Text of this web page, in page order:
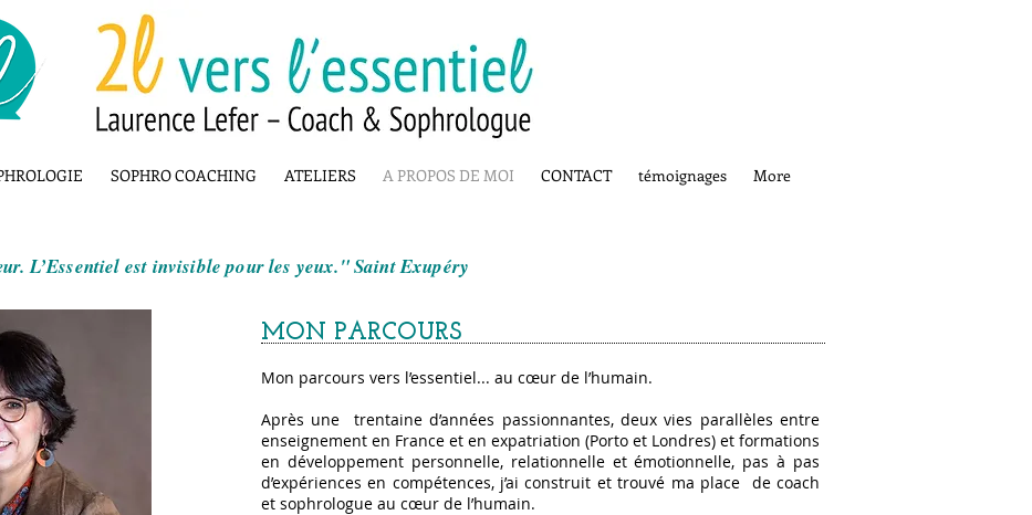
SOPHRO COACHING ATELIERS A PROPOS DE MOI CONTACT témoignages More
L’Essentiel est invisible pour les yeux." Saint Exupéry
MON PARCOURS
Mon parcours vers l’essentiel... au cœur de l’humain.
Après une trentaine d’années passionnantes, deux vies parallèles entre
enseignement en France et en expatriation (Porto et Londres) et formations
en développement personnelle, relationnelle et émotionnelle, pas à pas
d’expériences en compétences, j’ai construit et trouvé ma place de coach
et sophrologue au cœur de l’humain.